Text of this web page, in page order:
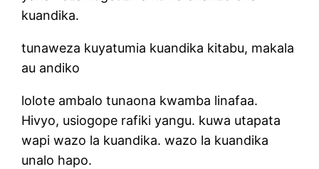
kuandika.
tunaweza kuyatumia kuandika kitabu, makala
au andiko
lolote ambalo tunaona kwamba linafaa.
Hivyo, usiogope rafiki yangu. kuwa utapata
wapi wazo la kuandika. wazo la kuandika
unalo hapo.